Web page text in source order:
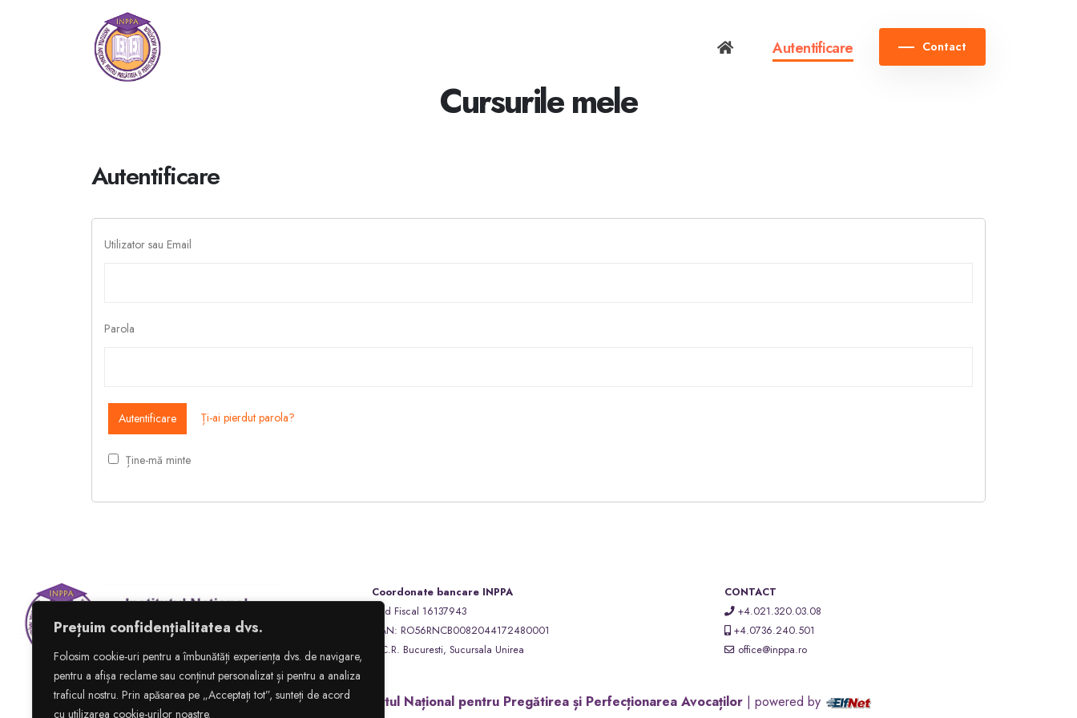
Prețuim confidențialitatea dvs.
Folosim cookie-uri pentru a îmbunătăți experiența dvs. de navigare,
pentru a afișa reclame sau conținut personalizat și pentru a analiza
traficul nostru. Prin apăsarea pe „Acceptați tot”, sunteți de acord
cu utilizarea cookie-urilor noastre.
Autentificare Contact
Cursurile mele
Autentificare
Utilizator sau Email
Parola
Ți-ai pierdut parola?
Ține-mă minte
Coordonate bancare INPPA
Cod Fiscal 16137943
IBAN: RO56RNCB0082044172480001
B.C.R. Bucuresti, Sucursala Unirea
CONTACT
+4.021.320.03.08
+4.0736.240.501
office@inppa.ro
Copyright © 1992–2025Institutul Național pentru Pregătirea și Perfecționarea Avocaților| powered by